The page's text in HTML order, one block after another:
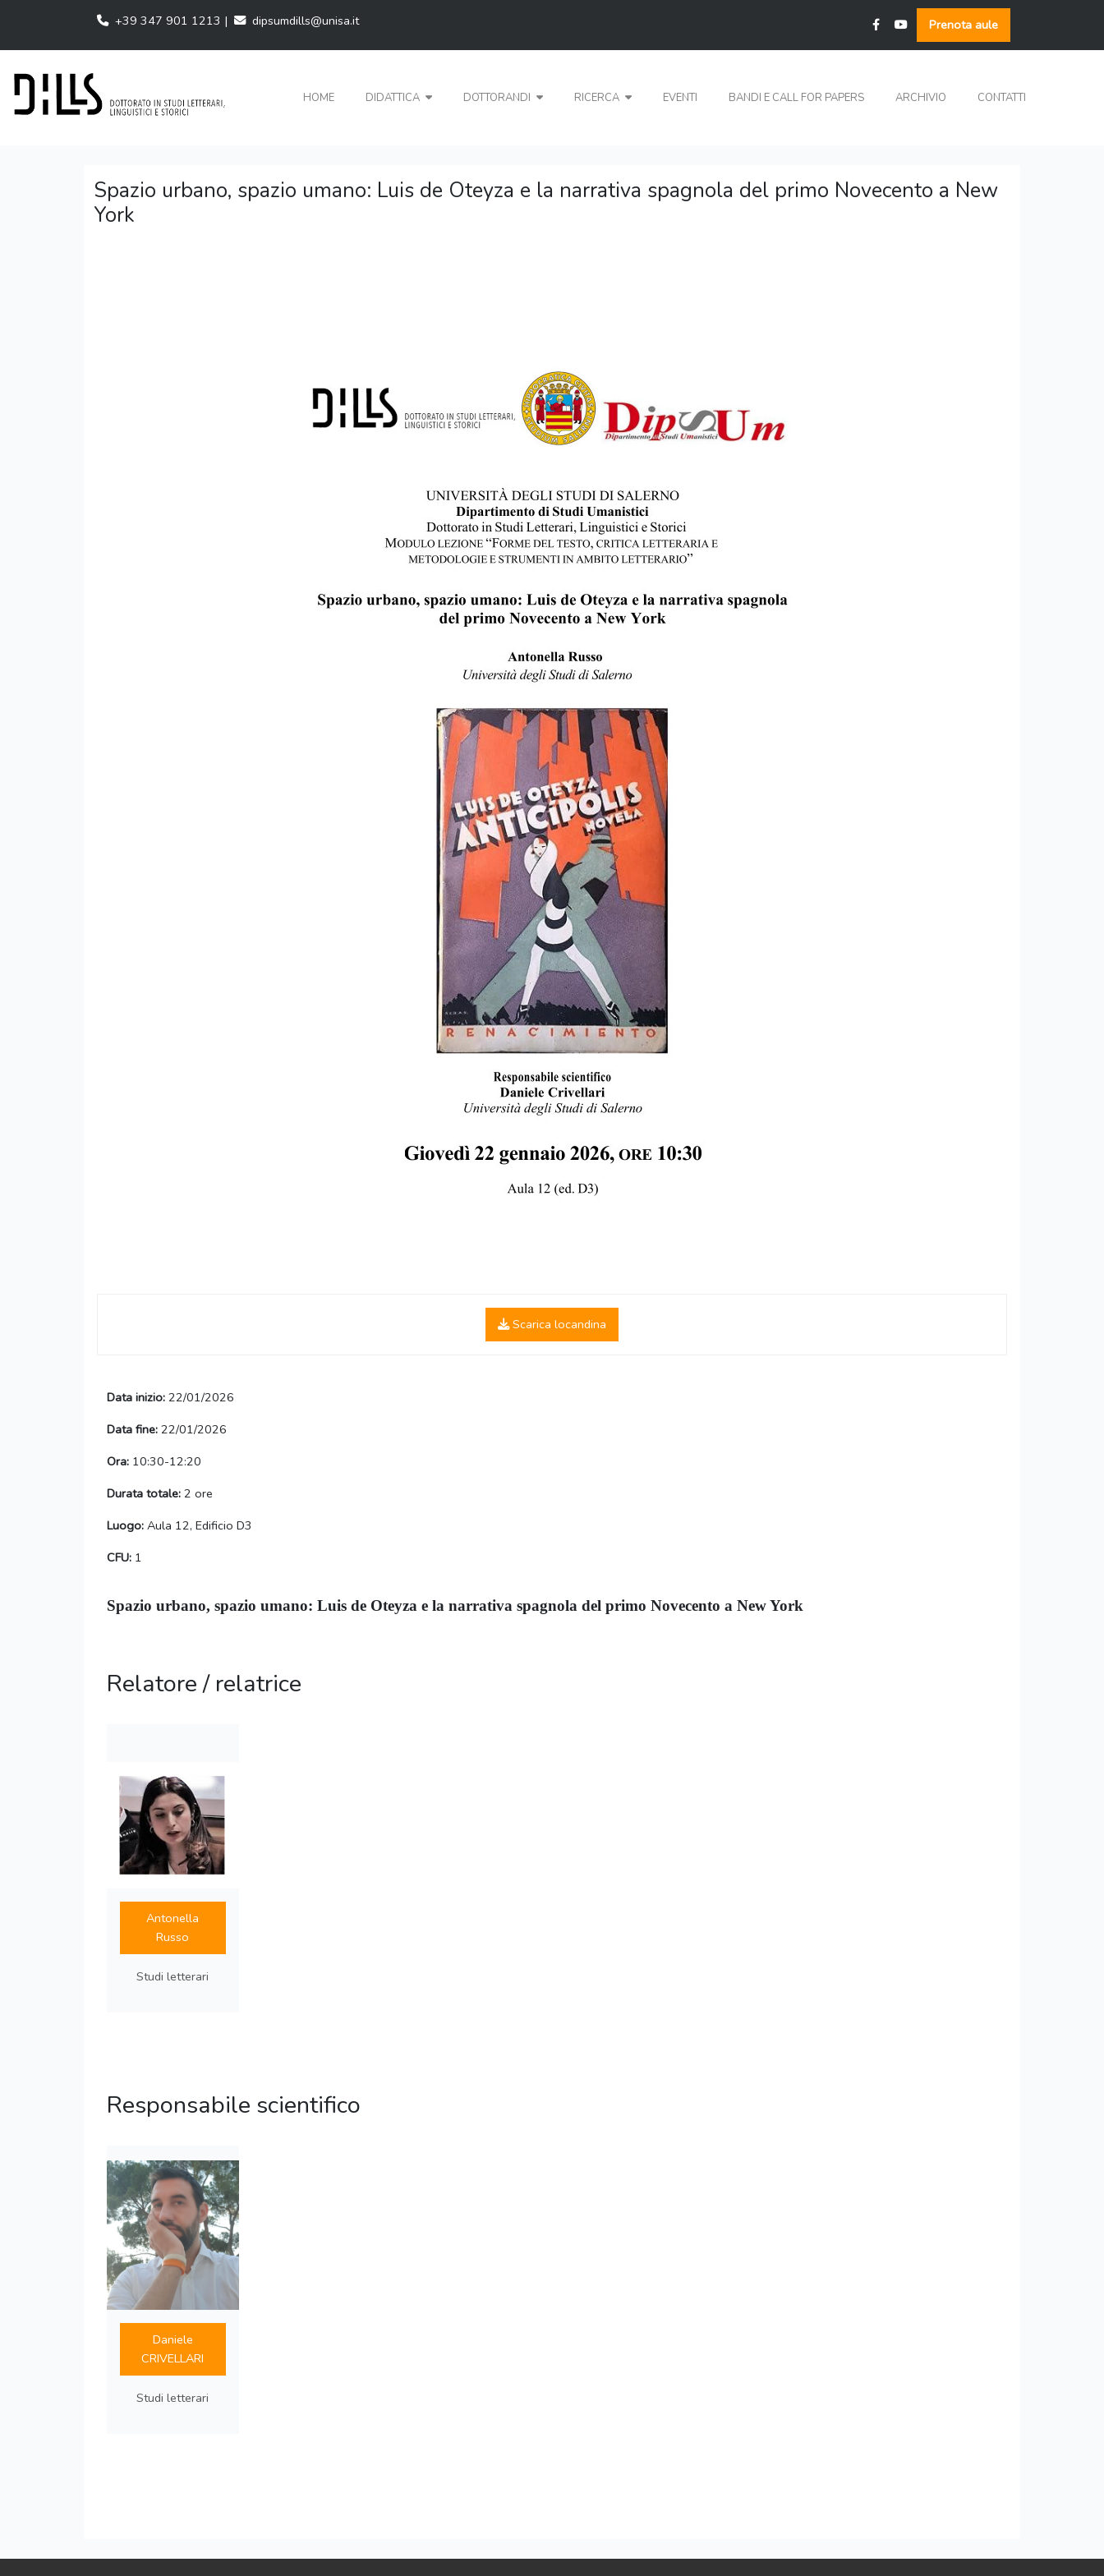
+39 347 901 1213 | dipsumdills@unisa.it Prenota aule
HOME DIDATTICA DOTTORANDI RICERCA EVENTI BANDI E CALL FOR PAPERS ARCHIVIO CONTATTI
Spazio urbano, spazio umano: Luis de Oteyza e la narrativa spagnola del primo Novecento a New
York
Scarica locandina
Data inizio: 22/01/2026
Data fine: 22/01/2026
Ora: 10:30-12:20
Durata totale: 2 ore
Luogo: Aula 12, Edificio D3
CFU: 1
Spazio urbano, spazio umano: Luis de Oteyza e la narrativa spagnola del primo Novecento a New York
Relatore / relatrice
Antonella
Russo
Studi letterari
Responsabile scientifico
Daniele
CRIVELLARI
Studi letterari